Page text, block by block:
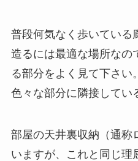
普段何気なく歩いている
造るには最適な場所なの
る部分をよく見て下さい
色々な部分に隣接してい
部屋の天井裏収納（通称
いますが、これと同じ理